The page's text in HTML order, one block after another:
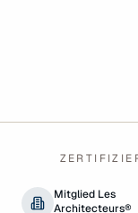
Mitglied Les
Architecteurs®